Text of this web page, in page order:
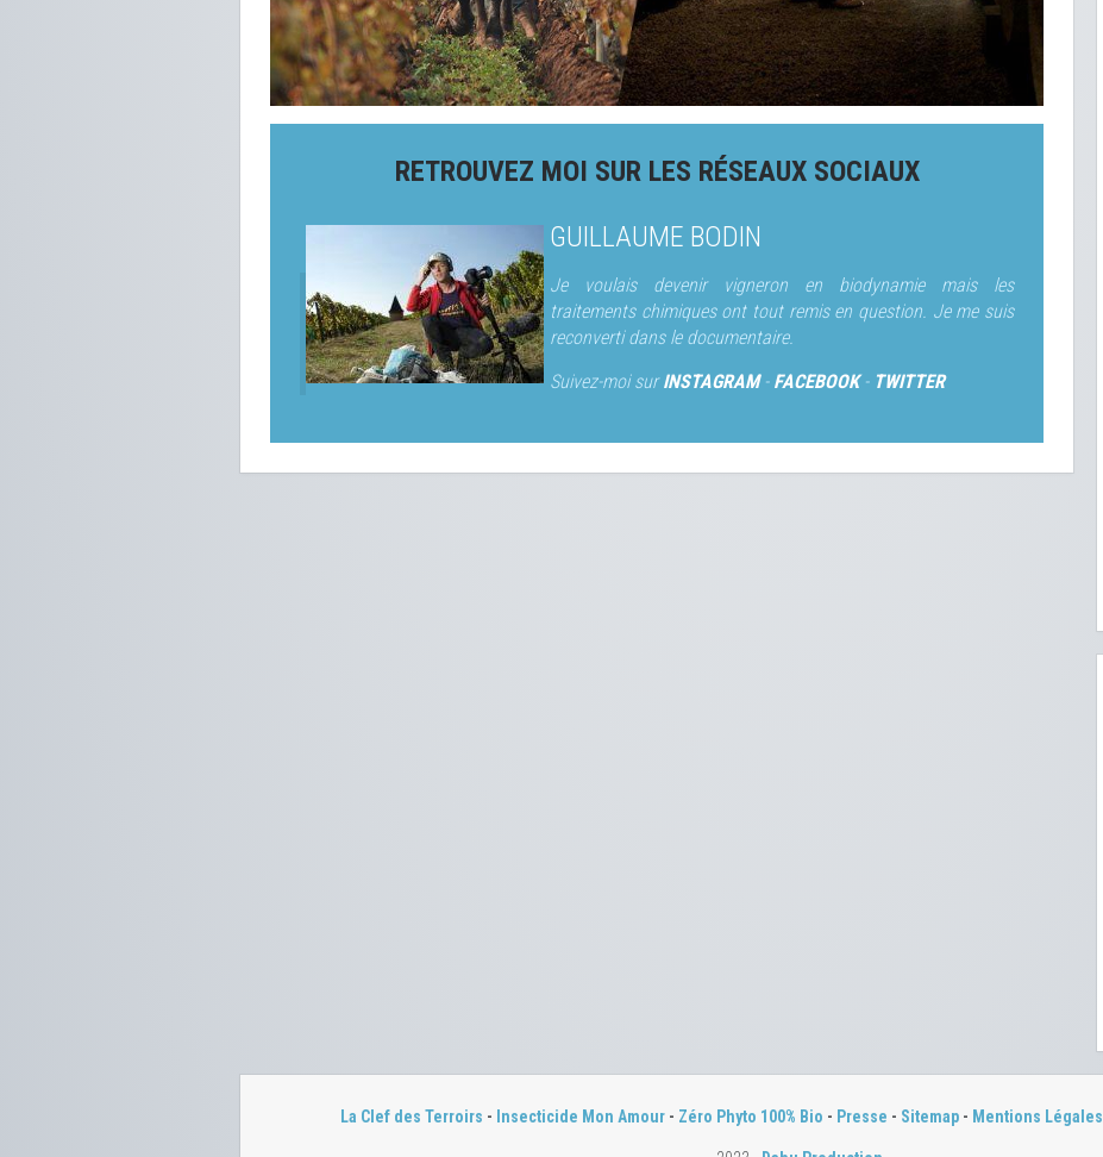
RETROUVEZ MOI SUR LES RÉSEAUX SOCIAUX
GUILLAUME BODIN
Je voulais devenir vigneron en biodynamie mais les
traitements chimiques ont tout remis en question. Je me suis
reconverti dans le documentaire.
Suivez-moi surINSTAGRAM- FACEBOOK- TWITTER
La Clef des Terroirs - Insecticide Mon Amour - Zéro Phyto 100% Bio - Presse - Sitemap - Mentions Légales